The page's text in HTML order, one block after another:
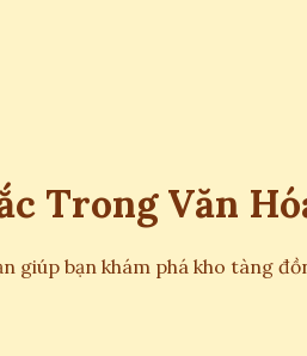
Trong Văn
bạn khám phá kho tàng